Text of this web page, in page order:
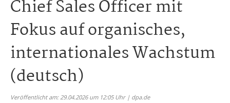
Chief Sales Officer mit
Fokus auf organisches,
internationales Wachstum
(deutsch)
Veröffentlicht am: 29.04.2026 um 12:05 Uhr | dpa.de